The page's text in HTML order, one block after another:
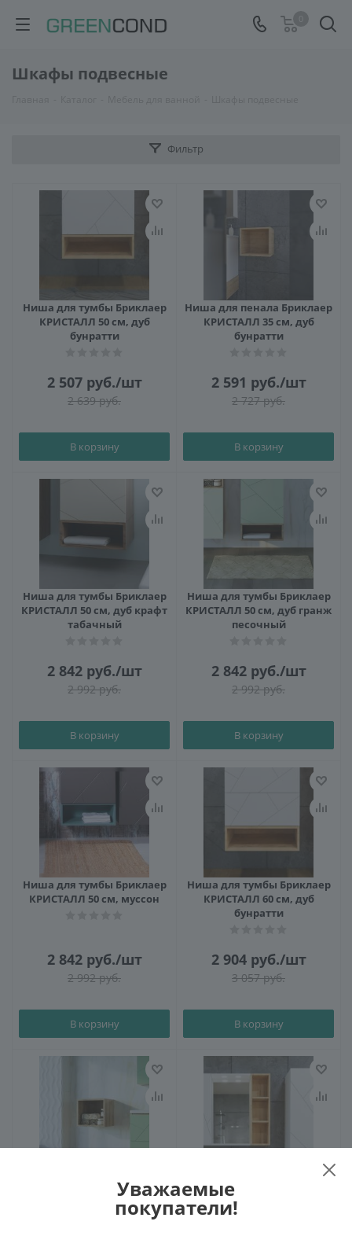
Шкафы подвесные
Фильтр
Ниша для тумбы Бриклаер
КРИСТАЛЛ 50 см, дуб
бунратти
2 507руб./шт
2 639руб.
В корзину
Ниша для пенала Бриклаер
КРИСТАЛЛ 35 см, дуб
бунратти
2 591 руб./шт
2 727руб.
В корзину
Ниша для тумбы Бриклаер
КРИСТАЛЛ 50 см, дуб крафт
табачный
2 842руб./шт
2 992руб.
В корзину
Ниша для тумбы Бриклаер
КРИСТАЛЛ 50 см, дуб гранж
песочный
2 842руб./шт
2 992руб.
В корзину
Ниша для тумбы Бриклаер
КРИСТАЛЛ 50 см, муссон
2 842руб./шт
2 992руб.
В корзину
Ниша для тумбы Бриклаер
КРИСТАЛЛ 60 см, дуб
бунратти
2 904руб./шт
3 057руб.
В корзину
КРИСТАЛЛ 35 см, дуб гранж
песочный
Шкаф навесной открытый
Бриклаер КРИСТАЛЛ 20 см,
дуб бунратти
Уважаемые
покупатели!